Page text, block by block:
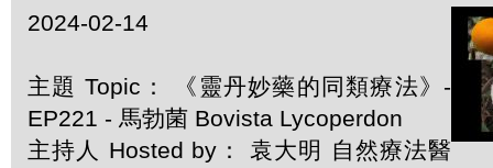
2024-02-14
主題 Topic： 《靈丹妙藥的同類療法》-
EP221 - 馬勃菌 Bovista Lycoperdon
主持人 Hosted by： 袁大明 自然療法醫